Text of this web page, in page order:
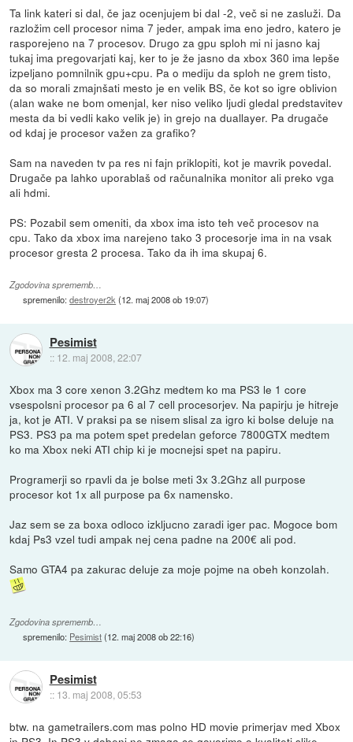
Ta link kateri si dal, če jaz ocenjujem bi dal -2, več si ne zasluži. Da
razložim cell procesor nima 7 jeder, ampak ima eno jedro, katero je
rasporejeno na 7 procesov. Drugo za gpu sploh mi ni jasno kaj
tukaj ima pregovarjati kaj, ker to je že jasno da xbox 360 ima lepše
izpeljano pomnilnik gpu+cpu. Pa o mediju da sploh ne grem tisto,
da so morali zmajnšati mesto je en velik BS, če kot so igre oblivion
(alan wake ne bom omenjal, ker niso veliko ljudi gledal predstavitev
mesta da bi vedli kako velik je) in grejo na duallayer. Pa drugače
od kdaj je procesor važen za grafiko?
Sam na naveden tv pa res ni fajn priklopiti, kot je mavrik povedal.
Drugače pa lahko uporablaš od računalnika monitor ali preko vga
ali hdmi.
PS: Pozabil sem omeniti, da xbox ima isto teh več procesov na
cpu. Tako da xbox ima narejeno tako 3 procesorje ima in na vsak
procesor gresta 2 procesa. Tako da ih ima skupaj 6.
Zgodovina sprememb…
spremenilo:destroyer2k (12. maj 2008 ob 19:07)
Pesimist
:: 12. maj 2008, 22:07
Xbox ma 3 core xenon 3.2Ghz medtem ko ma PS3 le 1 core
vsespolsni procesor pa 6 al 7 cell procesorjev. Na papirju je hitreje
ja, kot je ATI. V praksi pa se nisem slisal za igro ki bolse deluje na
PS3. PS3 pa ma potem spet predelan geforce 7800GTX medtem
ko ma Xbox neki ATI chip ki je mocnejsi spet na papiru.
Programerji so rpavli da je bolse meti 3x 3.2Ghz all purpose
procesor kot 1x all purpose pa 6x namensko.
Jaz sem se za boxa odloco izkljucno zaradi iger pac. Mogoce bom
kdaj Ps3 vzel tudi ampak nej cena padne na 200€ ali pod.
Samo GTA4 pa zakurac deluje za moje pojme na obeh konzolah.
Zgodovina sprememb…
spremenilo: Pesimist(12. maj 2008 ob 22:16)
Pesimist
:: 13. maj 2008, 05:53
btw. na gametrailers.com mas polno HD movie primerjav med Xbox